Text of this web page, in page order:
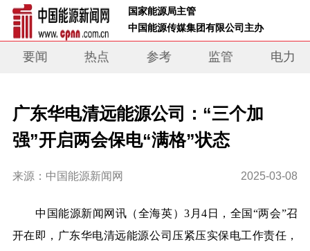
国家能源局主管
中国能源传媒集团有限公司主办
要闻 热点 参考 监管 电力
广东华电清远能源公司：“三个加
强”开启两会保电“满格”状态
来源：中国能源新闻网 2025-03-08
中国能源新闻网讯 （全海英）3月4日，全国“两会”召
开在即，广东华电清远能源公司压紧压实保电工作责任，